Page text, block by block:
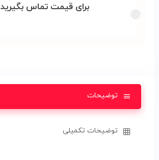
برای قیمت تماس بگیرید
توضیحات
توضیحات تکمیلی